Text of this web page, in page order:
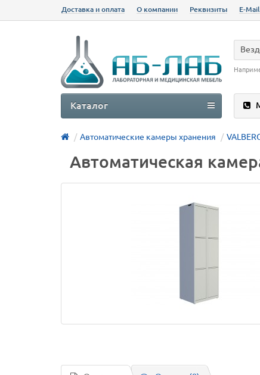
Доставка и оплата О компании Реквизиты E-Mail
Каталог
Автоматические камеры хранения
Автоматическая